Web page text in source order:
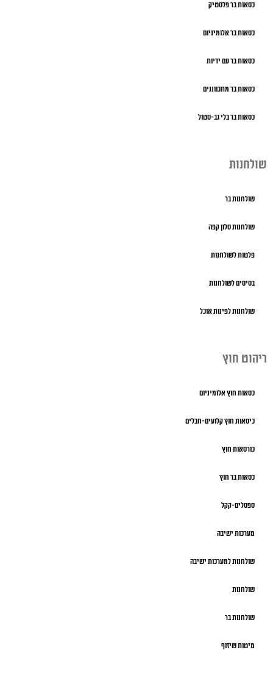
כסאות בר פלסטיק
כסאות בר אלומיניום
כסאות בר עם ידיות
כסאות בר מתכווננים
כסאות בר בלי גב-סטול
שולחנות
שולחנות בר
שולחנות סלון קפה
פלטות לשולחנות
בסיסים לשולחנות
שולחנות לפינות אוכל
ריהוט חוץ
כסאות חוץ אלומיניום
כיסאות חוץ קלועים-חבלים
כורסאות חוץ
כסאות בר חוץ
ספסלים-קקל
מערכות ישיבה
שולחנות למערכות ישיבה
שולחנות
שולחנות בר
מיטות שיזוף